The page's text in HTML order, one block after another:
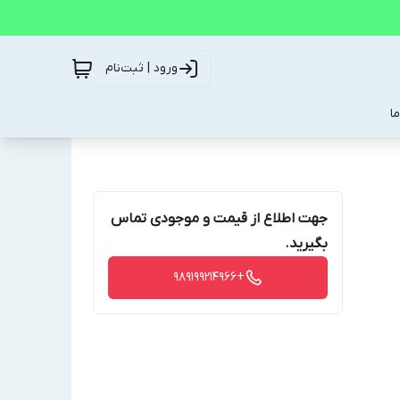
ورود | ثبت‌نام
جهت اطلاع از قیمت و موجودی تماس
بگیرید.
+989199214966